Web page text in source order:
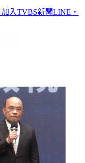
加入TVBS新聞LINE，